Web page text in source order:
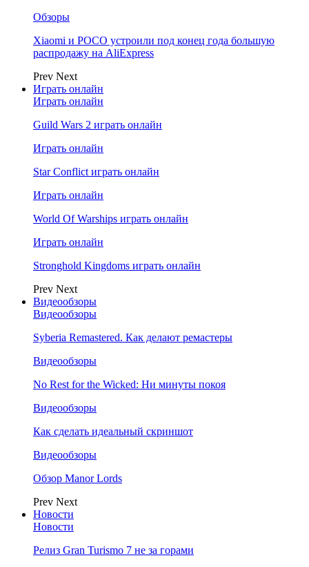
Обзоры
Xiaomi и POCO устроили под конец года большую
распродажу на AliExpress
Prev Next
Играть онлайн
Играть онлайн
Guild Wars 2 играть онлайн
Играть онлайн
Star Conflict играть онлайн
Играть онлайн
World Of Warships играть онлайн
Играть онлайн
Stronghold Kingdoms играть онлайн
Prev Next
Видеообзоры
Видеообзоры
Syberia Remastered. Как делают ремастеры
Видеообзоры
No Rest for the Wicked: Ни минуты покоя
Видеообзоры
Как сделать идеальный скриншот
Видеообзоры
Обзор Manor Lords
Prev Next
Новости
Новости
Релиз Gran Turismo 7 не за горами